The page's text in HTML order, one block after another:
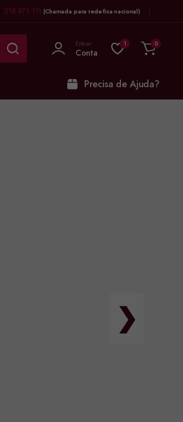
218 871 111 (Chamada para rede fixa nacional)
Entrar
Conta
1 0
Precisa de Ajuda?
❯